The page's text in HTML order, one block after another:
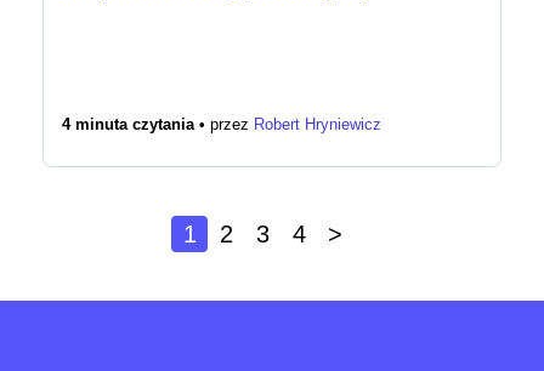
4 minuta czytania • przez Robert Hryniewicz
1 2 3 4 >